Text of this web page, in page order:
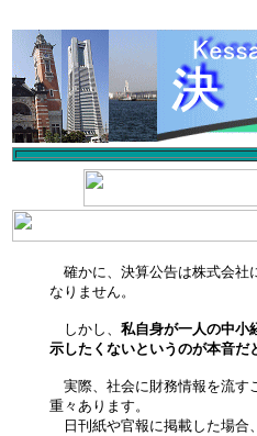
確かに、決算公告は株式会社
なりません。
しかし、 私自身が一人の中小
示したくないというのが本音だ
実際、社会に財務情報を流す
重々あります。
日刊紙や官報に掲載した場合